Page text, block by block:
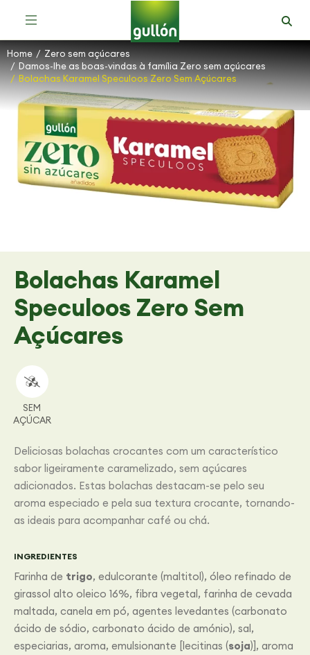
You are here:
Home
Zero sem açúcares
Damos-lhe as boas-vindas à família Zero sem açúcares
Bolachas Karamel Speculoos Zero Sem Açúcares
Bolachas Karamel
Speculoos Zero Sem
Açúcares
SEM
AÇÚCAR
Deliciosas bolachas crocantes com um característico
sabor ligeiramente caramelizado, sem açúcares
adicionados. Estas bolachas destacam-se pelo seu
aroma especiado e pela sua textura crocante, tornando-
as ideais para acompanhar café ou chá.
INGREDIENTES
Farinha de trigo, edulcorante (maltitol), óleo refinado de
girassol alto oleico 16%, fibra vegetal, farinha de cevada
maltada, canela em pó, agentes levedantes (carbonato
ácido de sódio, carbonato ácido de amónio), sal,
especiarias, aroma, emulsionante [lecitinas (soja)], aroma